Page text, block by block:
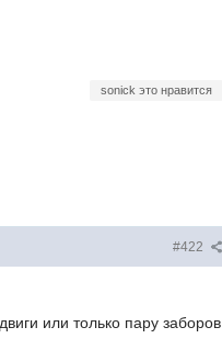
sonick это нравится
#422
или только пару заборов